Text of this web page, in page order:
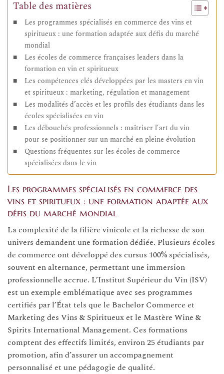
Table des matières
Les programmes spécialisés en commerce des vins et
spiritueux : une formation adaptée aux défis du marché
mondial
Les écoles de commerce françaises leaders dans la
formation en vin et spiritueux
Les compétences clés développées par les masters en vin
et spiritueux : marketing, régulation et management
Les modalités d’accès et les profils des étudiants dans les
écoles spécialisées en vin
Les débouchés professionnels : maîtriser l’art du vin
pour se positionner sur un marché en pleine évolution
Questions fréquentes sur les écoles de commerce
spécialisées dans le vin
Les programmes spécialisés en commerce des
vins et spiritueux : une formation adaptée aux
défis du marché mondial
La complexité de la filière vinicole et la richesse de son
univers demandent une formation dédiée. Plusieurs écoles
de commerce ont développé des cursus 100% spécialisés,
souvent en alternance, permettant une immersion
professionnelle accrue. L’Institut Supérieur du Vin (ISV)
est un exemple emblématique avec ses programmes
certifiés par l’État tels que le Bachelor Commerce et
Marketing des Vins & Spiritueux et le Mastère Wine &
Spirits International Management. Ces formations
comptent des effectifs limités, environ 25 étudiants par
promotion, afin d’assurer un accompagnement
personnalisé et une pédagogie de qualité.